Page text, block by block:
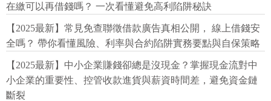
在繳可以再借錢嗎？ 一次看懂避免高利陷阱秘訣
【2025最新】常見免查聯徵借款廣告真相公開， 線上借錢安
全嗎？ 帶你看懂風險、利率與合約陷阱實務要點與自保策略
【2025最新】中小企業賺錢卻總是沒現金？掌握現金流對中
小企業的重要性、控管收款進貨與薪資時間差，避免資金鏈
斷裂